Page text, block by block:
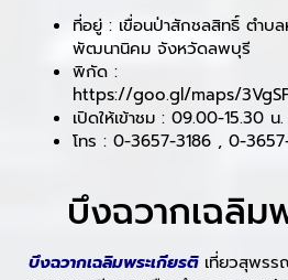
ที่อยู่ : เขื่อนป่าสักชลสิทธิ์ ตำบ
พัฒนานิคม จังหวัดลพบุรี
พิกัด :
https://goo.gl/maps/
เปิดให้เข้าชม : 09.00-15.30 น.
โทร : 0-3657-3186 , 0-
บึงฉวากเฉลิม
บึงฉวากเฉลิมพระเกียรติ เที่ยวสุพร